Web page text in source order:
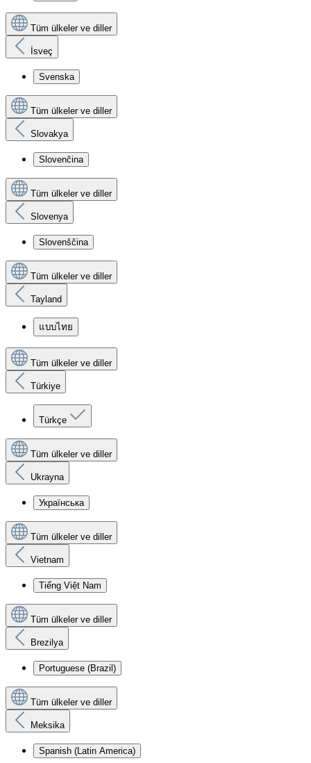
Tüm ülkeler ve diller
İsveç
Svenska
Tüm ülkeler ve diller
Slovakya
Slovenčina
Tüm ülkeler ve diller
Slovenya
Slovenščina
Tüm ülkeler ve diller
Tayland
แบบไทย
Tüm ülkeler ve diller
Türkiye
Türkçe
Tüm ülkeler ve diller
Ukrayna
Українська
Tüm ülkeler ve diller
Vietnam
Tiếng Việt Nam
Tüm ülkeler ve diller
Brezilya
Portuguese (Brazil)
Tüm ülkeler ve diller
Meksika
Spanish (Latin America)